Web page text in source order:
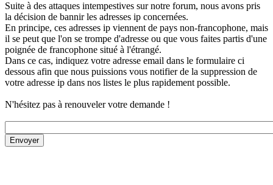
Suite à des attaques intempestives sur notre forum, nous avons pris
la décision de bannir les adresses ip concernées.
En principe, ces adresses ip viennent de pays non-francophone, mais
il se peut que l'on se trompe d'adresse ou que vous faites partis d'une
poignée de francophone situé à l'étrangé.
Dans ce cas, indiquez votre adresse email dans le formulaire ci
dessous afin que nous puissions vous notifier de la suppression de
votre adresse ip dans nos listes le plus rapidement possible.
N'hésitez pas à renouveler votre demande !